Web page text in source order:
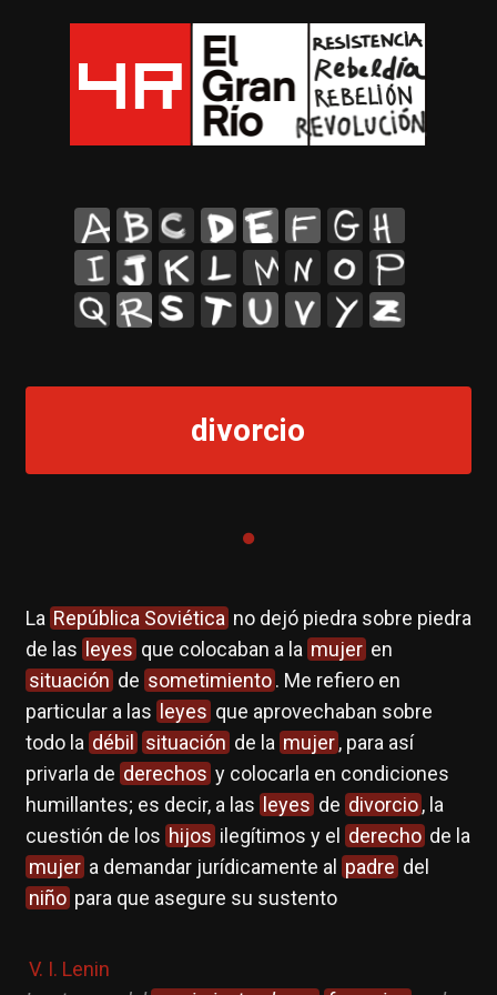
A B C D E F G
H
I
J K L M N O
P
divorcio
La República Soviética no dejó piedra sobre piedra
de las
leyes que colocaban a la mujer en
situación de sometimiento . Me refiero en
particular a las
leyes que aprovechaban sobre
todo la débil situación de la mujer , para así
privarla de derechos y colocarla en condiciones
humillantes; es decir, a las
leyes de divorcio , la
cuestión de los hijos ilegítimos y el derecho de la
mujer a demandar jurídicamente al padre del
niño para que asegure su sustento
V. I. Lenin